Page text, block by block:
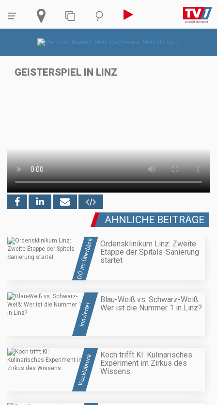
GEISTERSPIEL IN LINZ
ÄHNLICHE BEITRÄGE
OÖ im Überblick
Ordensklinikum Linz: Zweite
Etappe der Spitals-Sanierung
startet
Innviertel
Blau-Weiß vs. Schwarz-Weiß:
Wer ist die Nummer 1 in Linz?
Vöcklabruck
Koch trifft KI: Kulinarisches
Experiment im Zirkus des
Wissens